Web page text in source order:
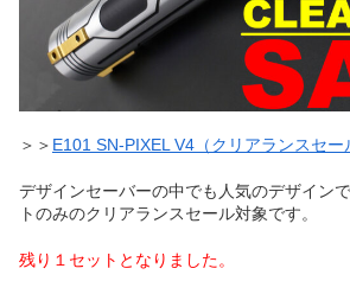
＞＞ E101 SN-PIXEL V4（クリアランスセー
デザインセーバーの中でも人気のデザイン
トのみのクリアランスセール対象です。
残り１セットとなりました。